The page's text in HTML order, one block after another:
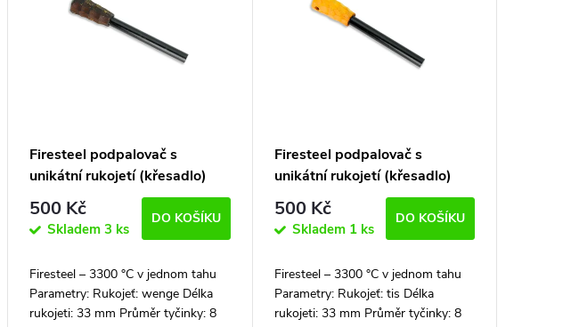
Firesteel podpalovač s
unikátní rukojetí (křesadlo)
500 Kč
Skladem3 ks
DO KOŠÍKU
Firesteel – 3300 °C v jednom tahu
Parametry: Rukojeť: wenge Délka
rukojeti: 33 mm Průměr tyčinky: 8
Firesteel podpalovač s
unikátní rukojetí (křesadlo)
500 Kč
Skladem 1 ks
DO KOŠÍKU
Firesteel – 3300 °C v jednom tahu
Parametry: Rukojeť: tis Délka
rukojeti: 33 mm Průměr tyčinky: 8